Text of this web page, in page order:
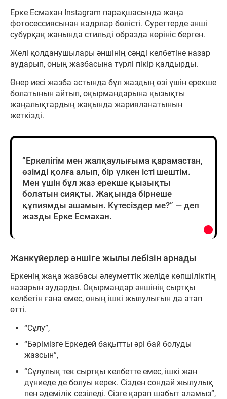
Ерке Есмахан Instagram парақшасында жаңа
фотосессиясынан кадрлар бөлісті. Суреттерде әнші
субұрқақ жанында стильді образда көрініс берген.
Желі қолданушылары әншінің сәнді келбетіне назар
аударып, оның жазбасына түрлі пікір қалдырды.
Өнер иесі жазба астында бұл жаздың өзі үшін ерекше
болатынын айтып, оқырмандарына қызықты
жаңалықтардың жақында жарияланатынын
жеткізді.
“Еркелігім мен жалқаулығыма қарамастан,
өзімді қолға алып, бір үлкен істі шештім.
Мен үшін бұл жаз ерекше қызықты
болатын сияқты. Жақында бірнеше
құпиямды ашамын. Күтесіздер ме?” — деп
жазды Ерке Есмахан.
Жанкүйерлер әншіге жылы лебізін арнады
Еркенің жаңа жазбасы әлеуметтік желіде көпшіліктің
назарын аударды. Оқырмандар әншінің сыртқы
келбетін ғана емес, оның ішкі жылулығын да атап
өтті.
“Сұлу”,
“Бәрімізге Еркедей бақытты әрі бай болуды
жазсын”,
“Сұлулық тек сыртқы келбетте емес, ішкі жан
дүниеде де болуы керек. Сізден сондай жылулық
пен әдемілік сезіледі. Сізге қарап шабыт аламыз”,